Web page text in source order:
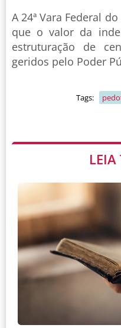
A 24ª Vara Federal
que o valor da
estruturação de
geridos pelo Poder
Tags: